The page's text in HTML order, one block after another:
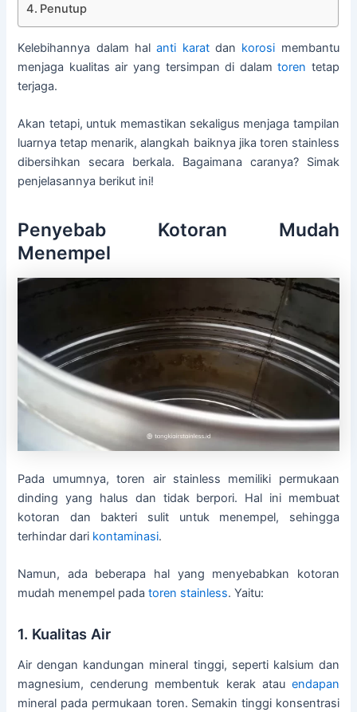
Penutup
Kelebihannya dalam halanti karatdan korosi membantu
menjaga kualitas air yang tersimpan di dalamtoren tetap
terjaga.
Akan tetapi, untuk memastikan sekaligus menjaga tampilan
luarnya tetap menarik, alangkah baiknya jika toren stainless
dibersihkan secara berkala. Bagaimana caranya? Simak
penjelasannya berikut ini!
Penyebab Kotoran Mudah
Menempel
Pada umumnya, toren air stainless memiliki permukaan
dinding yang halus dan tidak berpori. Hal ini membuat
kotoran dan bakteri sulit untuk menempel, sehingga
terhindar dari kontaminasi.
Namun, ada beberapa hal yang menyebabkan kotoran
mudah menempel padatoren stainless. Yaitu:
1. Kualitas Air
Air dengan kandungan mineral tinggi, seperti kalsium dan
magnesium, cenderung membentuk kerak atau endapan
mineral pada permukaan toren. Semakin tinggi konsentrasi